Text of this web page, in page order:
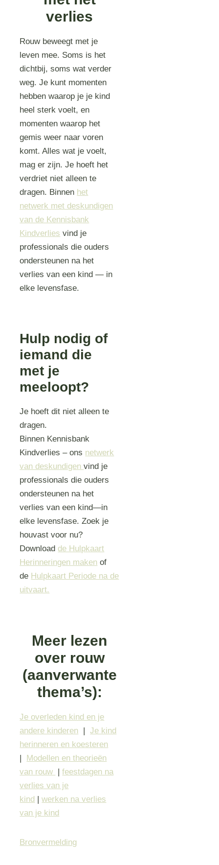
verlies
Rouw beweegt met je
leven mee. Soms is het
dichtbij, soms wat verder
weg. Je kunt momenten
hebben waarop je je kind
heel sterk voelt, en
momenten waarop het
gemis weer naar voren
komt. Alles wat je voelt,
mag er zijn. Je hoeft het
verdriet niet alleen te
dragen. Binnen het
netwerk met deskundigen
van de Kennisbank
Kindverlies vind je
professionals die ouders
ondersteunen na het
verlies van een kind — in
elke levensfase.
Hulp nodig of
iemand die
met je
meeloopt?
Je hoeft dit niet alleen te
dragen.
Binnen Kennisbank
Kindverlies – ons netwerk
van deskundigenvind je
professionals die ouders
ondersteunen na het
verlies van een kind—in
elke levensfase. Zoek je
houvast voor nu?
Download de Hulpkaart
Herinneringen maken of
de Hulpkaart Periode na de
uitvaart.
Meer lezen
over rouw
(aanverwante
thema’s):
Je overleden kind en je
andere kinderen |Je kind
herinneren en koesteren
| Modellen en theorieën
van rouw |feestdagen na
verlies van je
kind |werken na verlies
van je kind
Bronvermelding